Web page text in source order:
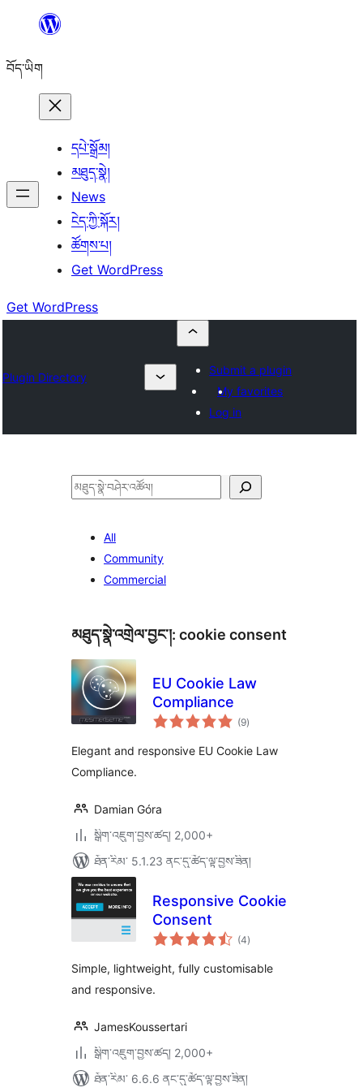
content
བོད་ཡིག
དཔེ་སྒྲོམ།
མཐུད་སྣེ།
News
ངེད་ཀྱི་སྐོར།
ཚོགས་པ།
Get WordPress
Get WordPress
Plugin Directory
Submit a plugin
My favorites
Log in
བཤེར་
All
Community
Commercial
མཐུད་སྣེ་འགྲེལ་བྱང་།: cookie consent
EU Cookie Law
Compliance
(9གདེང་
འཇོག་
ཚང་།
)
Elegant and responsive EU Cookie Law
Compliance.
Damian Góra
སྒྲིག་འཇུག་བྱས་ཚད། 2,000+
ཐོན་རིམ་ 5.1.23 ནང་དུ་ཚོད་ལྟ་བྱས་ཟིན།
Responsive Cookie
Consent
(4གདེང་
འཇོག་
ཚང་།
)
Simple, lightweight, fully customisable
and responsive.
JamesKoussertari
སྒྲིག་འཇུག་བྱས་ཚད། 2,000+
ཐོན་རིམ་ 6.6.6 ནང་དུ་ཚོད་ལྟ་བྱས་ཟིན།